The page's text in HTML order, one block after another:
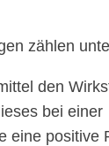
zählen
den
bei einer
eine positive